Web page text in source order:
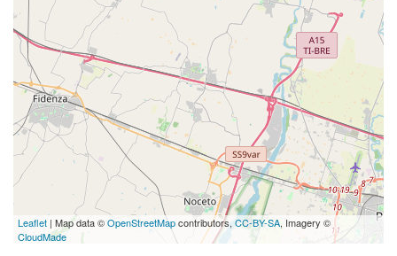
Leaflet | Map data ©OpenStreetMapcontributors,CC-BY-SA, Imagery ©
CloudMade